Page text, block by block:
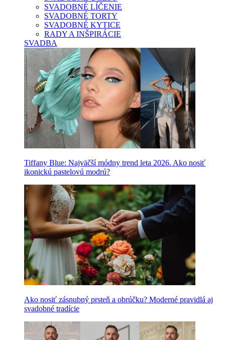
SVADOBNÉ LÍČENIE
SVADOBNÉ TORTY
SVADOBNÉ KYTICE
RADY A INŠPIRÁCIE
SVADBA
Tiffany Blue: Najväčší módny trend leta 2026. Ako nosiť
ikonickú pastelovú modrú?
Ako nosiť zásnubný prsteň a obrúčku? Moderné pravidlá aj
svadobné tradície